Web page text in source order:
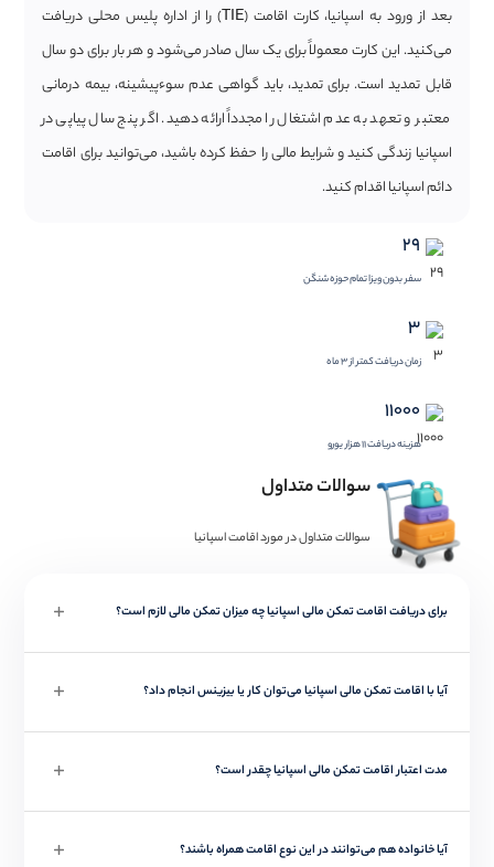
بعد از ورود به اسپانیا، کارت اقامت (TIE) را از اداره پلیس محلی دریافت
می‌کنید. این کارت معمولاً برای یک سال صادر می‌شود و هر بار برای دو سال
قابل تمدید است. برای تمدید، باید گواهی عدم سوءپیشینه، بیمه درمانی
معتبر و تعهد به عدم اشتغال را مجدداً ارائه دهید. اگر پنج سال پیاپی در
اسپانیا زندگی کنید و شرایط مالی را حفظ کرده باشید، می‌توانید برای اقامت
دائم اسپانیا اقدام کنید.
29
سفر بدون ویزا تمام حوزه شنگن
3
زمان دریافت کمتر از 3 ماه
11000
هزینه دریافت 11 هزار یورو
سوالات متداول
سوالات متداول در مورد اقامت اسپانیا
برای دریافت اقامت تمکن مالی اسپانیا چه میزان تمکن مالی لازم است؟
آیا با اقامت تمکن مالی اسپانیا می‌توان کار یا بیزینس انجام داد؟
مدت اعتبار اقامت تمکن مالی اسپانیا چقدر است؟
آیا خانواده هم می‌توانند در این نوع اقامت همراه باشند؟